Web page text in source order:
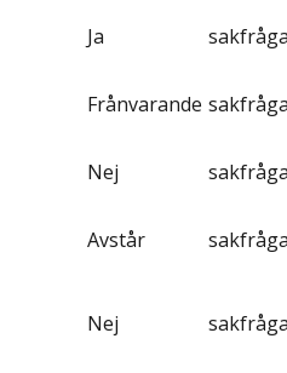
Ja
Frånvarande
Nej
Avstår
Nej